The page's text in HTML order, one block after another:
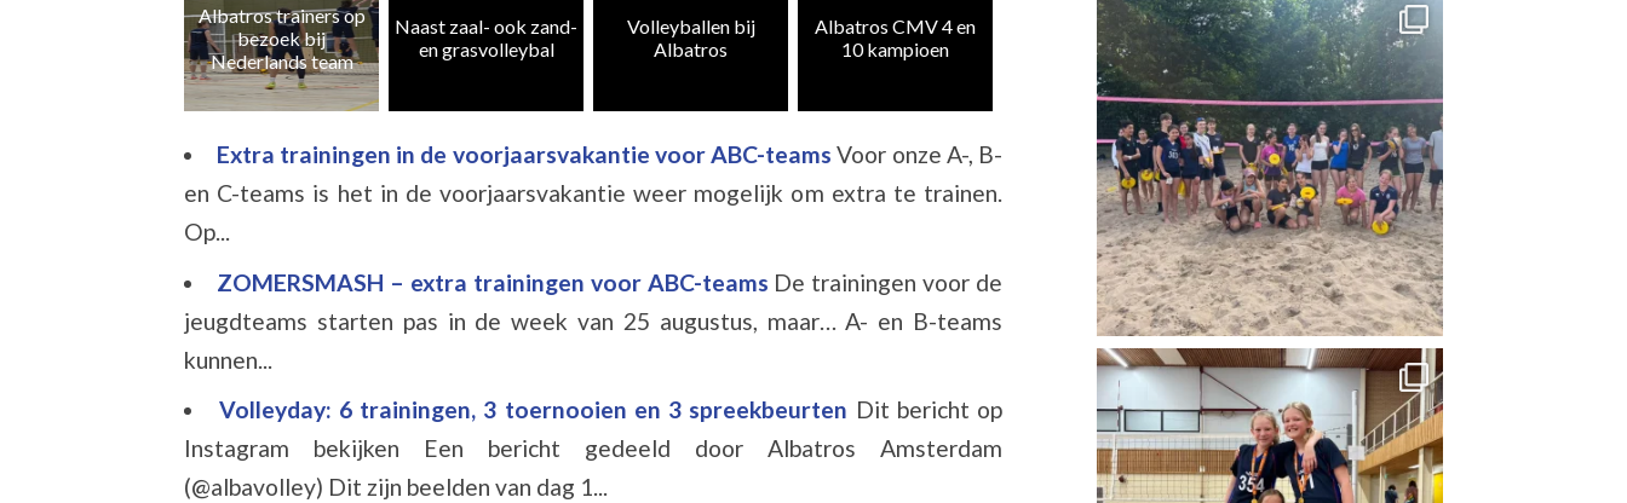
Albatros trainers op
bezoek bij
Nederlands team
Naast zaal- ook zand-
en grasvolleybal
Volleyballen bij
Albatros
Albatros CMV 4 en
10 kampioen
Heren 5 kampioen en
weer terug in de 4e
klasse
Eveline stopt na 36
jaar met spelen
Heren 3 is kampioen,
maar nu in de tweede
Extra trainingen in de voorjaarsvakantie voor ABC-teamsVoor onze A-, B-
en C-teams is het in de voorjaarsvakantie weer mogelijk om extra te trainen.
Op...
ZOMERSMASH – extra trainingen voor ABC-teams De trainingen voor de
jeugdteams starten pas in de week van 25 augustus, maar… A- en B-teams
kunnen...
Volleyday: 6 trainingen, 3 toernooien en 3 spreekbeurten Dit bericht op
Instagram bekijken Een bericht gedeeld door Albatros Amsterdam
(@albavolley) Dit zijn beelden van dag 1...